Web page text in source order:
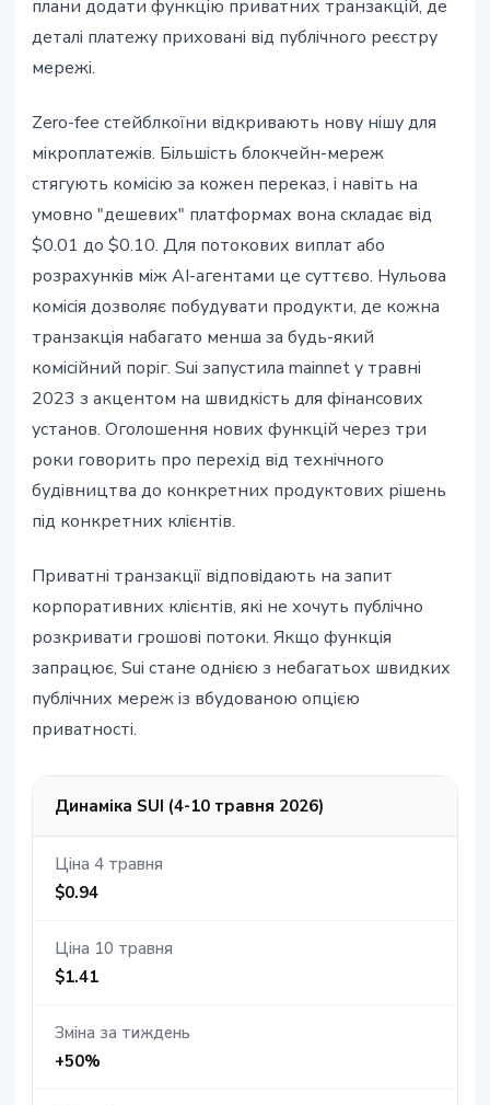
плани додати функцію приватних транзакцій, де
деталі платежу приховані від публічного реєстру
мережі.
Zero-fee стейблкоїни відкривають нову нішу для
мікроплатежів. Більшість блокчейн-мереж
стягують комісію за кожен переказ, і навіть на
умовно "дешевих" платформах вона складає від
$0.01 до $0.10. Для потокових виплат або
розрахунків між AI-агентами це суттєво. Нульова
комісія дозволяє побудувати продукти, де кожна
транзакція набагато менша за будь-який
комісійний поріг. Sui запустила mainnet у травні
2023 з акцентом на швидкість для фінансових
установ. Оголошення нових функцій через три
роки говорить про перехід від технічного
будівництва до конкретних продуктових рішень
під конкретних клієнтів.
Приватні транзакції відповідають на запит
корпоративних клієнтів, які не хочуть публічно
розкривати грошові потоки. Якщо функція
запрацює, Sui стане однією з небагатьох швидких
публічних мереж із вбудованою опцією
приватності.
Динаміка SUI (4-10 травня 2026)
Ціна 4 травня
$0.94
Ціна 10 травня
$1.41
Зміна за тиждень
+50%